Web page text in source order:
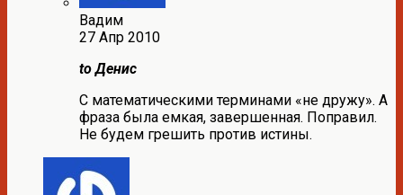
Вадим
27 Апр 2010
to Денис
С математическими терминами «не дружу». А
фраза была емкая, завершенная. Поправил.
Не будем грешить против истины.